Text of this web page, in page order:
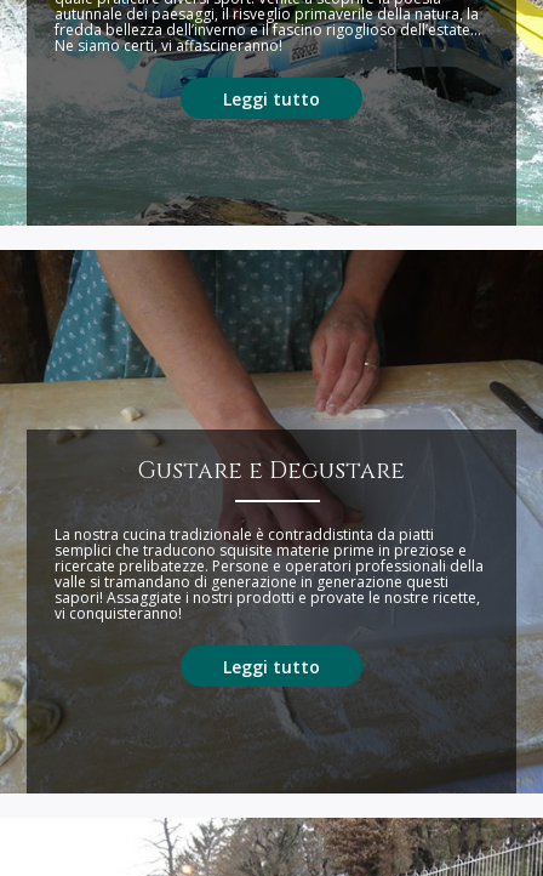
autunnale dei paesaggi, il risveglio primaverile della natura, la
fredda bellezza dell’inverno e il fascino rigoglioso dell’estate...
Ne siamo certi, vi affascineranno!
Leggi tutto
Gustare e Degustare
La nostra cucina tradizionale è contraddistinta da piatti
semplici che traducono squisite materie prime in preziose e
ricercate prelibatezze. Persone e operatori professionali della
valle si tramandano di generazione in generazione questi
sapori! Assaggiate i nostri prodotti e provate le nostre ricette,
vi conquisteranno!
Leggi tutto